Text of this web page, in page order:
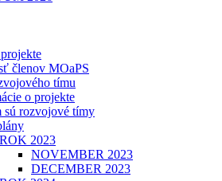
členov MOaPS
tímu
o projekte
sú rozvojové tímy
ROK 2023
NOVEMBER 2023
DECEMBER 2023